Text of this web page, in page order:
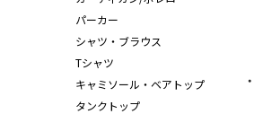
パーカー
シャツ・ブラウス
Tシャツ
キャミソール・ベアトップ
タンクトップ